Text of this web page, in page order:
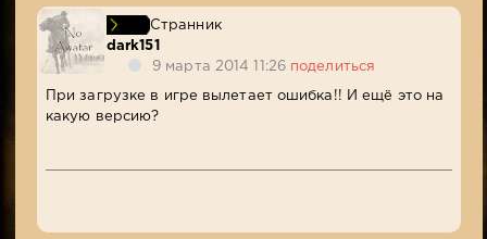
Странник
dark151
9 марта 2014 11:26 поделиться
При загрузке в игре вылетает ошибка!! И ещё это на
какую версию?